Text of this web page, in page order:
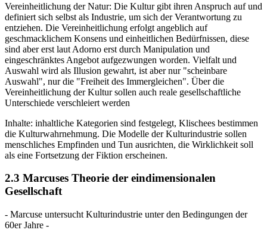
Vereinheitlichung der Natur: Die Kultur gibt ihren Anspruch auf und
definiert sich selbst als Industrie, um sich der Verantwortung zu
entziehen. Die Vereinheitlichung erfolgt angeblich auf
geschmacklichem Konsens und einheitlichen Bedürfnissen, diese
sind aber erst laut Adorno erst durch Manipulation und
eingeschränktes Angebot aufgezwungen worden. Vielfalt und
Auswahl wird als Illusion gewahrt, ist aber nur "scheinbare
Auswahl", nur die "Freiheit des Immergleichen". Über die
Vereinheitlichung der Kultur sollen auch reale gesellschaftliche
Unterschiede verschleiert werden
Inhalte: inhaltliche Kategorien sind festgelegt, Klischees bestimmen
die Kulturwahrnehmung. Die Modelle der Kulturindustrie sollen
menschliches Empfinden und Tun ausrichten, die Wirklichkeit soll
als eine Fortsetzung der Fiktion erscheinen.
2.3 Marcuses Theorie der eindimensionalen
Gesellschaft
- Marcuse untersucht Kulturindustrie unter den Bedingungen der
60er Jahre -